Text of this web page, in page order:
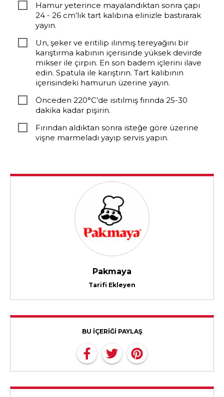
Hamur yeterince mayalandıktan sonra çapı
24 - 26 cm’lik tart kalıbına elinizle bastırarak
yayın.
Un, şeker ve eritilip ılınmış tereyağını bir
karıştırma kabının içerisinde yüksek devirde
mikser ile çırpın. En son badem içlerini ilave
edin. Spatula ile karıştırın. Tart kalıbının
içerisindeki hamurun üzerine yayın.
Önceden 220°C’de ısıtılmış fırında 25-30
dakika kadar pişirin.
Fırından aldıktan sonra isteğe göre üzerine
vişne marmeladı yayıp servis yapın.
Pakmaya
Tarifi Ekleyen
BU İÇERİĞİ PAYLAŞ